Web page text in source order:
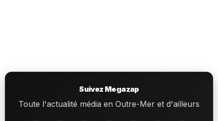
Suivez Megazap
Toute l'actualité média en Outre-Mer et d'ailleurs